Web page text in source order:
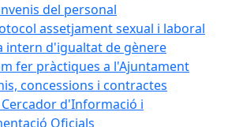
del personal
assetjament sexual i laboral
intern d'igualtat de gènere
fer pràctiques a l'Ajuntament
concessions i contractes
Cercador d'Informació i
Oficials